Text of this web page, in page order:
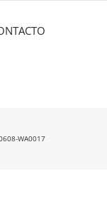
WA0017